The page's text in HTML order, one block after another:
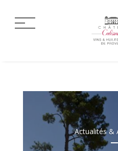
Actualités &